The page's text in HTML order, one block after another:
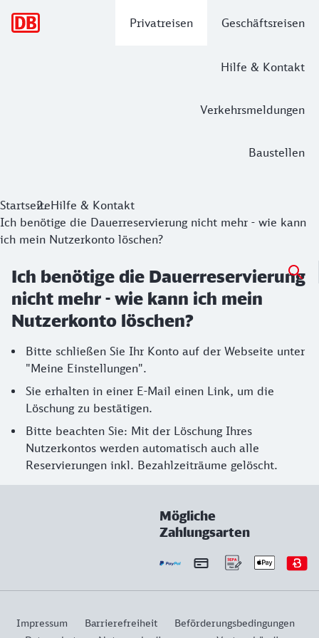
Privatreisen Geschäftsreisen
Hilfe & Kontakt
Verkehrsmeldungen
Baustellen
StartseiteHilfe & Kontakt
Ich benötige die Dauerreservierung nicht mehr - wie kann
ich mein Nutzerkonto löschen?
Ich benötige die Dauerreservierung
nicht mehr - wie kann ich mein
Nutzerkonto löschen?
Bitte schließen Sie Ihr Konto auf der Webseite unter
"Meine Einstellungen".
Sie erhalten in einer E-Mail einen Link, um die
Löschung zu bestätigen.
Bitte beachten Sie: Mit der Löschung Ihres
Nutzerkontos werden automatisch auch alle
Reservierungen inkl. Bezahlzeiträume gelöscht.
Mögliche
Zahlungsarten
Impressum Barrierefreiheit
Beförderungsbedingungen